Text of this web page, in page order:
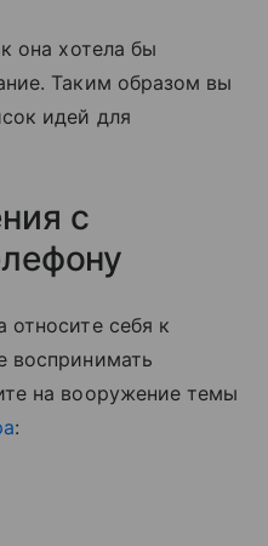
она хотела бы
Таким образом вы
идей для
с
себя к
воспринимать
на вооружение темы
: